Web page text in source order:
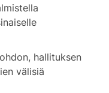
hallituksen
välisiä